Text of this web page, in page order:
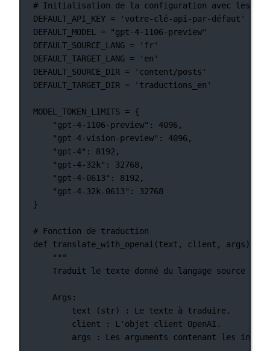
# Initialisation de la configuration avec les
DEFAULT_API_KEY =
'votre-clé-api-par-défaut'
DEFAULT_MODEL
=
"gpt-4-1106-preview"
DEFAULT_SOURCE_LANG =
'fr'
DEFAULT_TARGET_LANG =
'en'
DEFAULT_SOURCE_DIR =
'content/posts'
DEFAULT_TARGET_DIR = 'traductions_en'
MODEL_TOKEN_LIMITS = {
"gpt-4-1106-preview" : 4096,
"gpt-4-vision-preview" : 4096,
"gpt-4" : 8192 ,
"gpt-4-32k" : 32768,
"gpt-4-0613" : 8192 ,
"gpt-4-32k-0613" : 32768
}
# Fonction de traduction
def
translate_with_openai (text, client, args):
"""
Traduit le texte donné du langage source
Args:
text (str) : Le texte à traduire.
client : L'objet client OpenAI.
args : Les arguments contenant les